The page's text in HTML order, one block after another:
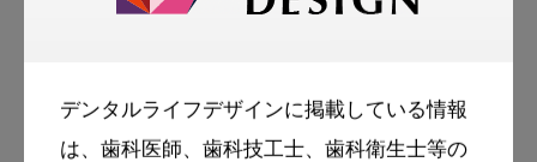
デンタルライフデザインに掲載している情報
は、歯科医師、歯科技工士、歯科衛生士等の
鼻うがい